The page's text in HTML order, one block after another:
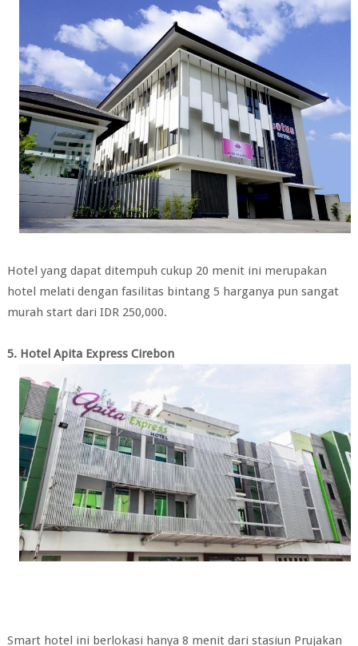
Hotel yang dapat ditempuh cukup 20 menit ini merupakan
hotel melati dengan fasilitas bintang 5 harganya pun sangat
murah start dari IDR 250,000.
5. Hotel Apita Express Cirebon
Smart hotel ini berlokasi hanya 8 menit dari stasiun Prujakan